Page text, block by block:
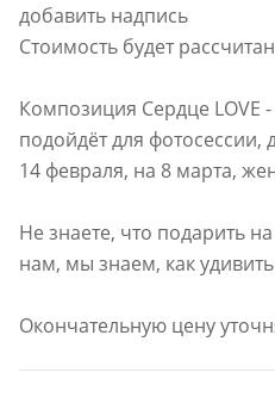
добавить надпись
Стоимость будет
Композиция Сердце LOVE
подойдёт для
14 февраля, на 8 марта,
Не знаете, что подарить
нам, мы знаем, как
Окончательную цену